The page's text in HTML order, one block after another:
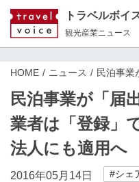
トラベルボイ
観光産業ニュース
HOME ニュース 民泊事業
民泊事業が「届
業者は「登録」
法人にも適用へ
2016年05月14日 #シェ